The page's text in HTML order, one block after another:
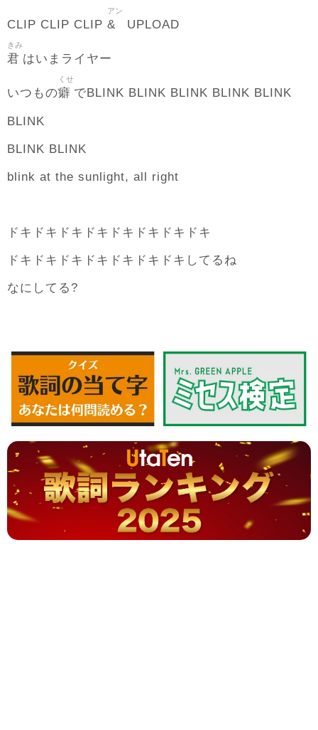
CLIP CLIP CLIP &
アン
UPLOAD
君
きみ
はいまライヤー
いつもの癖
くせ
でBLINK BLINK BLINK BLINK BLINK
BLINK
BLINK BLINK
blink at the sunlight, all right
ドキドキドキドキドキドキドキドキ
ドキドキドキドキドキドキドキしてるね
なにしてる?